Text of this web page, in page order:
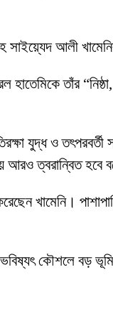
সাইয়্যেদ আলী
তাঁর
যুদ্ধ ও
আরও ত্বরান্বিত হবে
খামেনি।
কৌশলে বড়